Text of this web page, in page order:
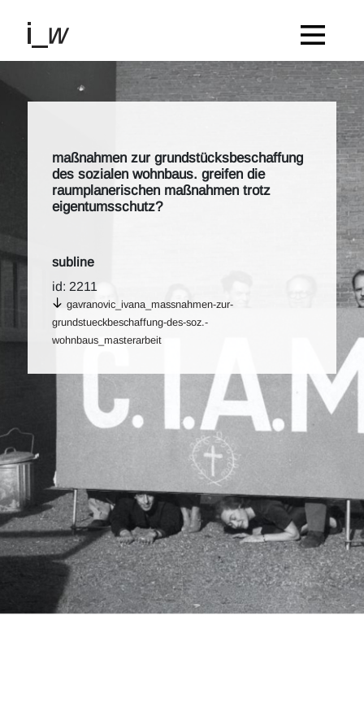
maßnahmen zur grundstücksbeschaffung
des sozialen wohnbaus. greifen die
raumplanerischen maßnahmen trotz
eigentumsschutz?
subline
id: 2211
gavranovic_ivana_massnahmen-zur-
grundstueckbeschaffung-des-soz.-
wohnbaus_masterarbeit